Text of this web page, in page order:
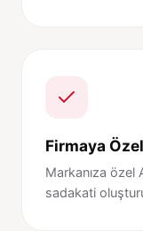
Firmaya
Markanıza özel
sadakati